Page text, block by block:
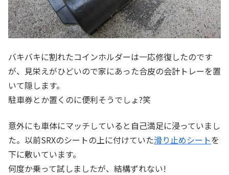
バキバキに割れたコインホルダーは一応修復したのです
が、見栄えがひどいので家にあった合皮の会計トレーを置
いて隠します。
駐車券とか置くのに便利そうでしょ?笑
意外にも車体にマッチしていると自己満足に浸っていまし
た。以前SRXのシートの上に付けていた滑り止めシートを
下に敷いています。
何度か乗って試しましたが、結構ずれない!